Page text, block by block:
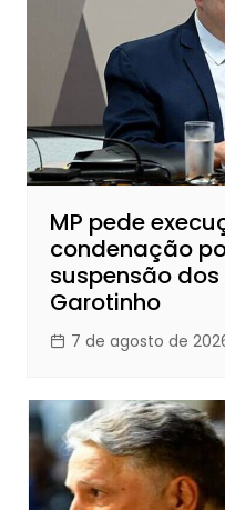
MP pede
condenação
suspensão
Garotinho
7 de agosto de